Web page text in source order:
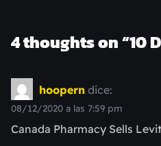
4 thoughts on “10
hoopern dice:
08/12/2020 a las 7:59 pm
Canada Pharmacy Sells